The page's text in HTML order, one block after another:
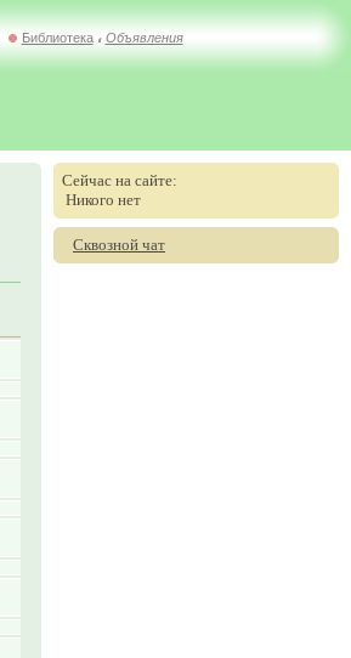
Библиотека // Объявления
Сейчас на сайте:
Никого нет
Сквозной чат